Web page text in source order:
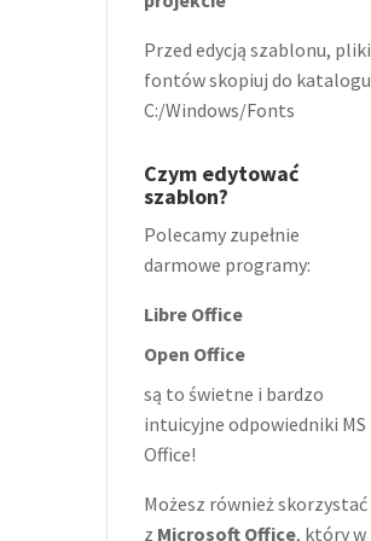
Przed edycją szablonu, pliki
fontów skopiuj do katalogu
C:/Windows/Fonts
Czym edytować
szablon?
Polecamy zupełnie
darmowe programy:
Libre Office
Open Office
są to świetne i bardzo
intuicyjne odpowiedniki MS
Office!
Możesz również skorzystać
z Microsoft Office, który w